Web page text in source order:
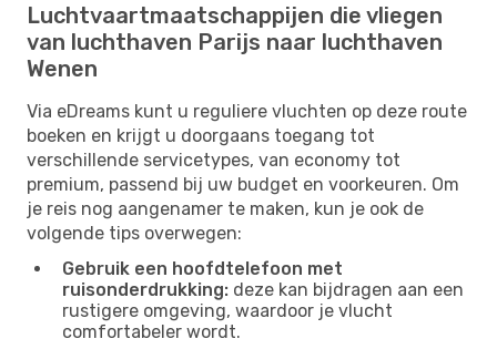
Luchtvaartmaatschappijen die vliegen
van luchthaven Parijs naar luchthaven
Wenen
Via eDreams kunt u reguliere vluchten op deze route
boeken en krijgt u doorgaans toegang tot
verschillende servicetypes, van economy tot
premium, passend bij uw budget en voorkeuren. Om
je reis nog aangenamer te maken, kun je ook de
volgende tips overwegen:
Gebruik een hoofdtelefoon met
ruisonderdrukking: deze kan bijdragen aan een
rustigere omgeving, waardoor je vlucht
comfortabeler wordt.